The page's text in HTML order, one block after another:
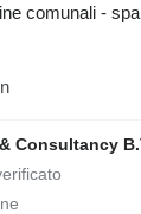
comunali -
Consultancy